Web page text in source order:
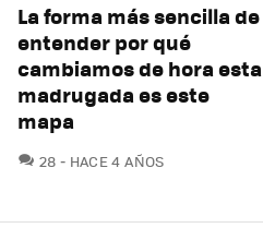
La forma más sencilla de
entender por qué
cambiamos de hora esta
madrugada es este
mapa
28 COMENTARIOS
HACE 4 AÑOS